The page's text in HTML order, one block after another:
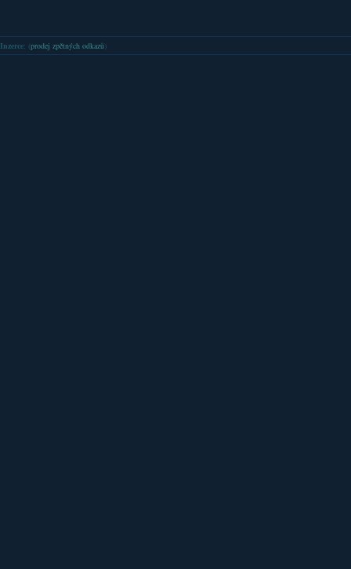
Inzerce: (prodej zpětných odkazů )